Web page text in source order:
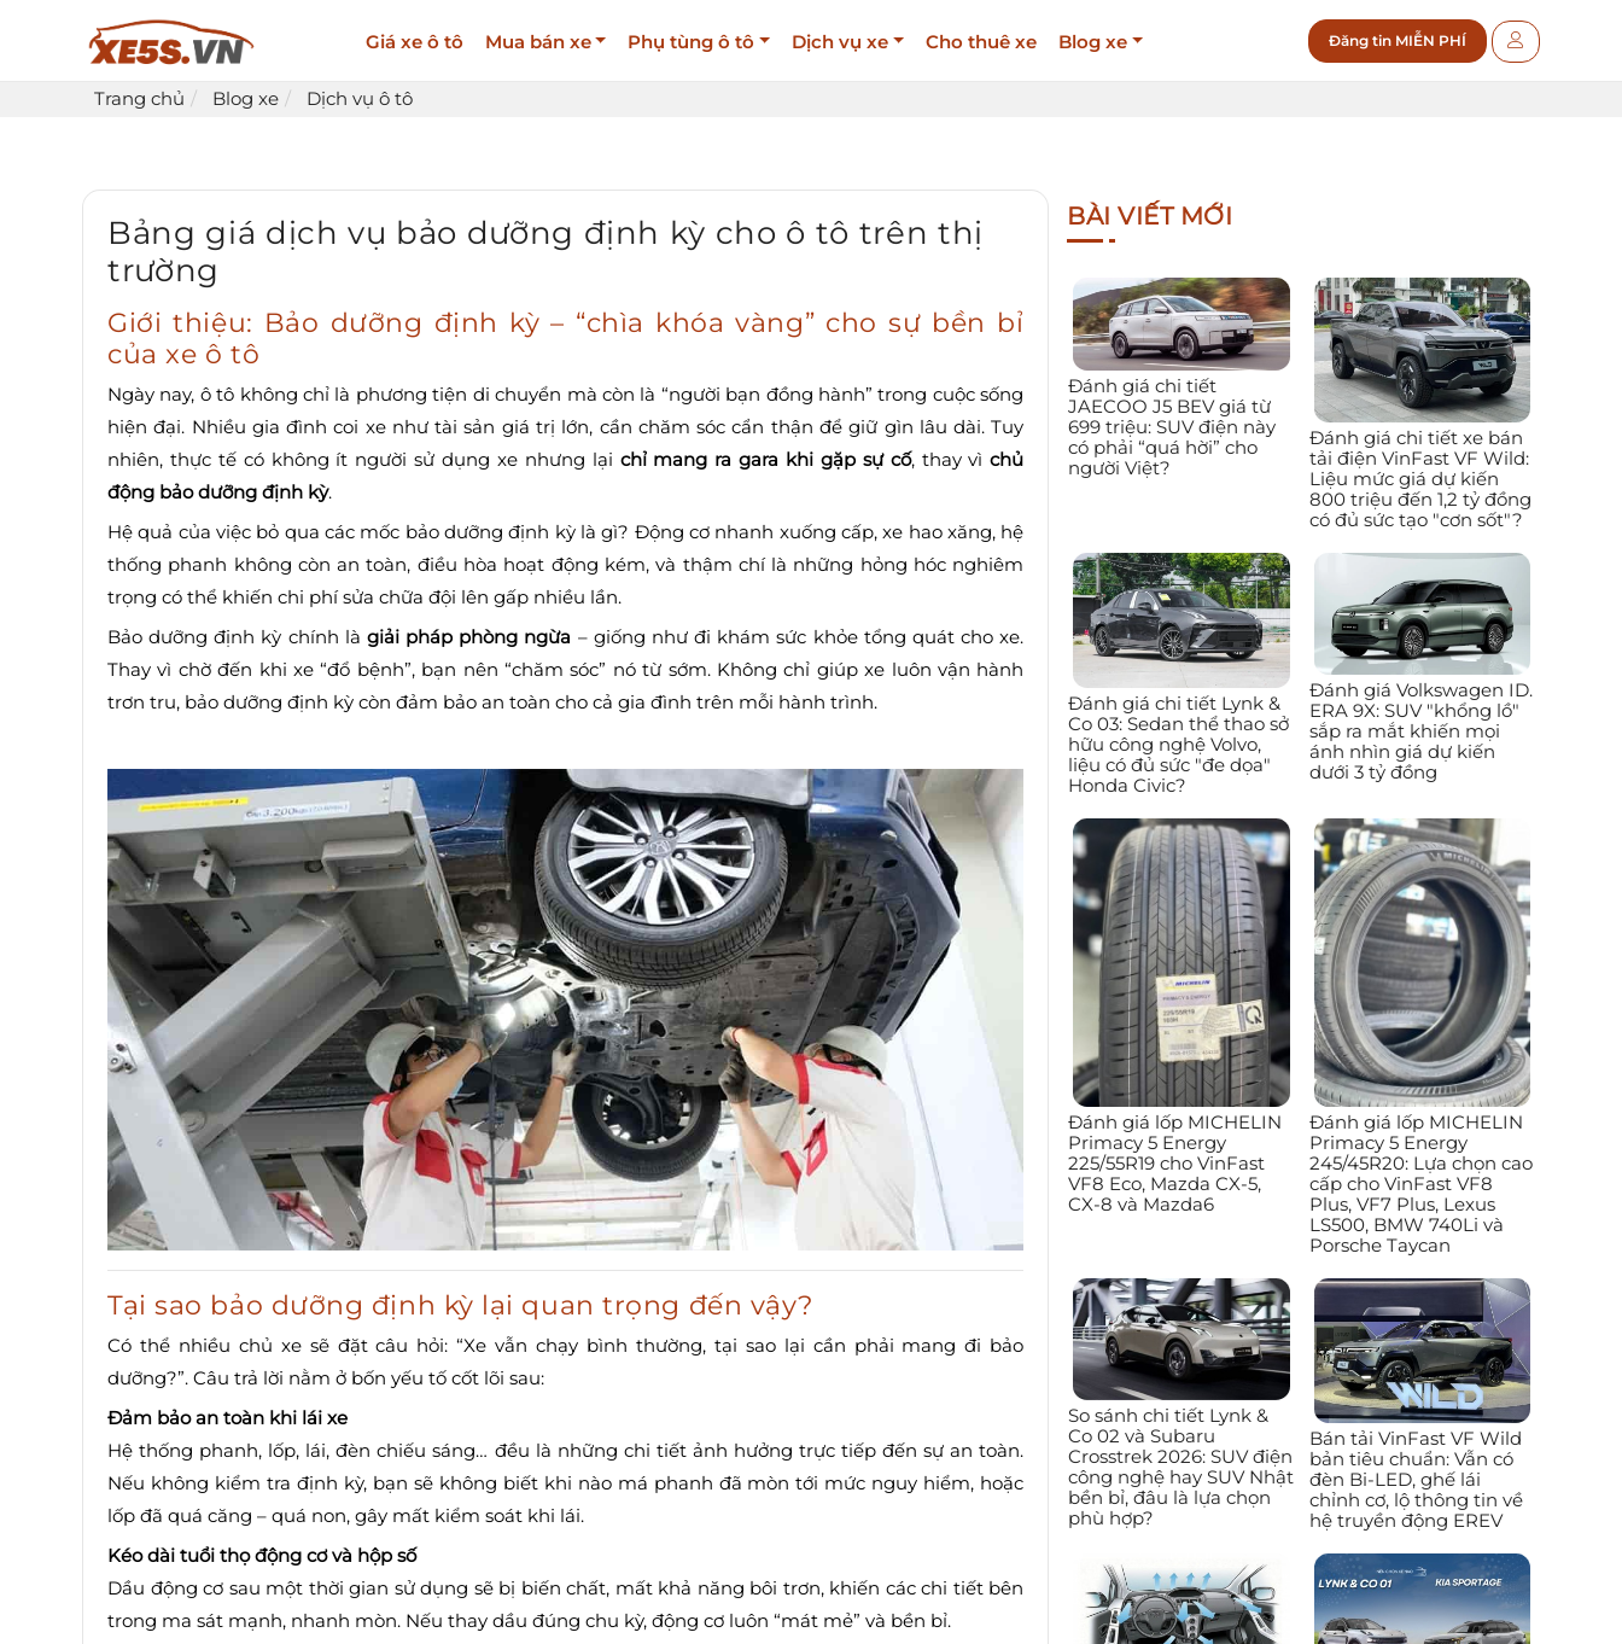
Giá xe ô tô Mua bán xe Phụ tùng ô tô Dịch vụ xe Cho thuê xe Blog xe Đăng tin MIỄN PHÍ
Trang chủ Blog xe Dịch vụ ô tô
Bảng giá dịch vụ bảo dưỡng định kỳ cho ô tô trên thị
trường
Giới thiệu: Bảo dưỡng định kỳ – “chìa khóa vàng” cho sự bền bỉ
của xe ô tô
Ngày nay, ô tô không chỉ là phương tiện di chuyển mà còn là “người bạn đồng hành” trong cuộc sống
hiện đại. Nhiều gia đình coi xe như tài sản giá trị lớn, cần chăm sóc cẩn thận để giữ gìn lâu dài. Tuy
nhiên, thực tế có không ít người sử dụng xe nhưng lại chỉ mang ra gara khi gặp sự cố, thay vìchủ
động bảo dưỡng định kỳ.
Hệ quả của việc bỏ qua các mốc bảo dưỡng định kỳ là gì? Động cơ nhanh xuống cấp, xe hao xăng, hệ
thống phanh không còn an toàn, điều hòa hoạt động kém, và thậm chí là những hỏng hóc nghiêm
trọng có thể khiến chi phí sửa chữa đội lên gấp nhiều lần.
Bảo dưỡng định kỳ chính là giải pháp phòng ngừa – giống như đi khám sức khỏe tổng quát cho xe.
Thay vì chờ đến khi xe “đổ bệnh”, bạn nên “chăm sóc” nó từ sớm. Không chỉ giúp xe luôn vận hành
trơn tru, bảo dưỡng định kỳ còn đảm bảo an toàn cho cả gia đình trên mỗi hành trình.
Tại sao bảo dưỡng định kỳ lại quan trọng đến vậy?
Có thể nhiều chủ xe sẽ đặt câu hỏi: “Xe vẫn chạy bình thường, tại sao lại cần phải mang đi bảo
dưỡng?”. Câu trả lời nằm ở bốn yếu tố cốt lõi sau:
Đảm bảo an toàn khi lái xe
Hệ thống phanh, lốp, lái, đèn chiếu sáng… đều là những chi tiết ảnh hưởng trực tiếp đến sự an toàn.
Nếu không kiểm tra định kỳ, bạn sẽ không biết khi nào má phanh đã mòn tới mức nguy hiểm, hoặc
lốp đã quá căng – quá non, gây mất kiểm soát khi lái.
Kéo dài tuổi thọ động cơ và hộp số
Dầu động cơ sau một thời gian sử dụng sẽ bị biến chất, mất khả năng bôi trơn, khiến các chi tiết bên
trong ma sát mạnh, nhanh mòn. Nếu thay dầu đúng chu kỳ, động cơ luôn “mát mẻ” và bền bỉ.
BÀI VIẾT MỚI
Đánh giá chi tiết
JAECOO J5 BEV giá từ
699 triệu: SUV điện này
có phải “quá hời” cho
người Việt?
Đánh giá chi tiết xe bán
tải điện VinFast VF Wild:
Liệu mức giá dự kiến
800 triệu đến 1,2 tỷ đồng
có đủ sức tạo "cơn sốt"?
Đánh giá chi tiết Lynk &
Co 03: Sedan thể thao sở
hữu công nghệ Volvo,
liệu có đủ sức "đe dọa"
Honda Civic?
Đánh giá Volkswagen ID.
ERA 9X: SUV "khổng lồ"
sắp ra mắt khiến mọi
ánh nhìn giá dự kiến
dưới 3 tỷ đồng
Đánh giá lốp MICHELIN
Primacy 5 Energy
225/55R19 cho VinFast
VF8 Eco, Mazda CX-5,
CX-8 và Mazda6
Đánh giá lốp MICHELIN
Primacy 5 Energy
245/45R20: Lựa chọn cao
cấp cho VinFast VF8
Plus, VF7 Plus, Lexus
LS500, BMW 740Li và
Porsche Taycan
So sánh chi tiết Lynk &
Co 02 và Subaru
Crosstrek 2026: SUV điện
công nghệ hay SUV Nhật
bền bỉ, đâu là lựa chọn
phù hợp?
Bán tải VinFast VF Wild
bản tiêu chuẩn: Vẫn có
đèn Bi-LED, ghế lái
chỉnh cơ, lộ thông tin về
hệ truyền động EREV